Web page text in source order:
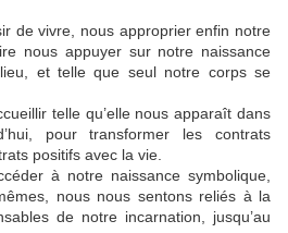
de vivre, nous approprier enfin notre
nous appuyer sur notre naissance
et telle que seul notre corps se
telle qu’elle nous apparaît dans
pour transformer les contrats
positifs avec la vie.
à notre naissance symbolique,
nous nous sentons reliés à la
de notre incarnation, jusqu’au